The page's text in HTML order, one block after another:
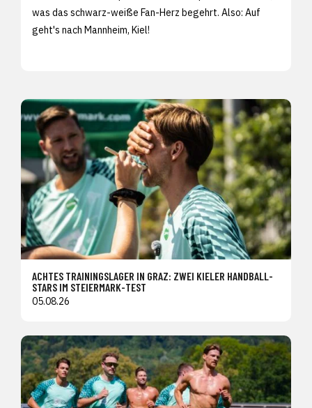
was das schwarz-weiße Fan-Herz begehrt. Also: Auf
geht's nach Mannheim, Kiel!
ACHTES TRAININGSLAGER IN GRAZ: ZWEI KIELER HANDBALL-
STARS IM STEIERMARK-TEST
05.08.26